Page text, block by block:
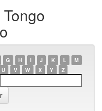
G H I J K L
M
U V W X Y Z